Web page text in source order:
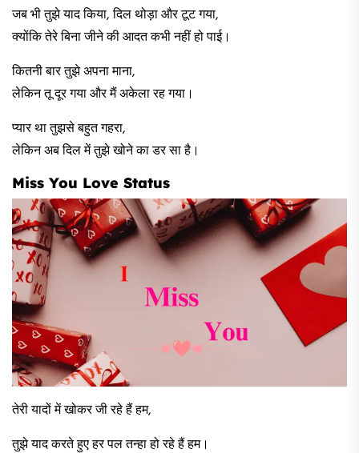
जब भी तुझे याद किया, दिल थोड़ा और टूट गया,
क्योंकि तेरे बिना जीने की आदत कभी नहीं हो पाई।
कितनी बार तुझे अपना माना,
लेकिन तू दूर गया और मैं अकेला रह गया।
प्यार था तुझसे बहुत गहरा,
लेकिन अब दिल में तुझे खोने का डर सा है।
Miss You Love Status
तेरी यादों में खोकर जी रहे हैं हम,
तुझे याद करते हुए हर पल तन्हा हो रहे हैं हम।